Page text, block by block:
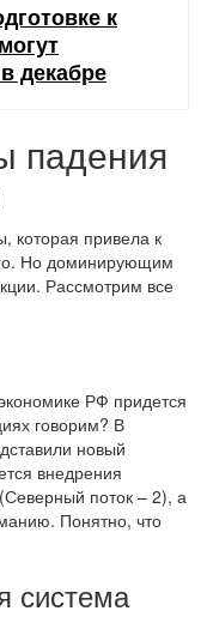
к
декабре
падения
которая привела к
Но доминирующим
Рассмотрим все
РФ придется
говорим? В
новый
внедрения
поток – 2), а
Понятно, что
система